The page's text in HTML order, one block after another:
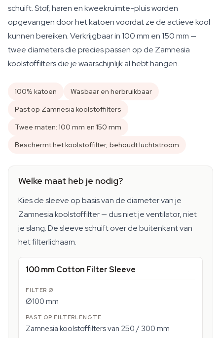
schuift. Stof, haren en kweekruimte-pluis worden
opgevangen door het katoen voordat ze de actieve kool
kunnen bereiken. Verkrijgbaar in 100 mm en 150 mm —
twee diameters die precies passen op de Zamnesia
koolstoffilters die je waarschijnlijk al hebt hangen.
100% katoen
Wasbaar en herbruikbaar
Past op Zamnesia koolstoffilters
Twee maten: 100 mm en 150 mm
Beschermt het koolstoffilter, behoudt luchtstroom
Welke maat heb je nodig?
Kies de sleeve op basis van de diameter van je
Zamnesia koolstoffilter — dus niet je ventilator, niet
je slang. De sleeve schuift over de buitenkant van
het filterlichaam.
100 mm Cotton Filter Sleeve
Ø100 mm
Zamnesia koolstoffilters van 250 / 300 mm